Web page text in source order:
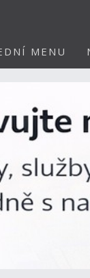
MENU